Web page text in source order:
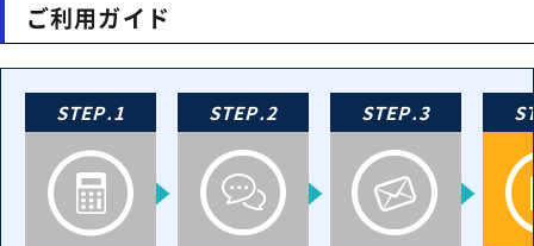
ご利用ガイド
STEP.1 STEP.2 STEP.3